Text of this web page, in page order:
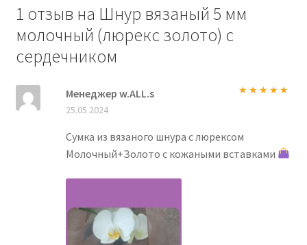
1 отзыв на Шнур вязаный 5 мм
молочный (люрекс золото) с
сердечником
Менеджер w.ALL.s
25.05.2024
Сумка из вязаного шнура с люрексом
Молочный+Золото с кожаными вставками